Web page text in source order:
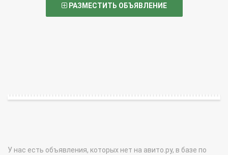
РАЗМЕСТИТЬ ОБЪЯВЛЕНИЕ
У нас есть объявления, которых нет на авито.ру, в базе по